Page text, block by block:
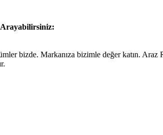
bizde. Markanıza bizimle değer katın.